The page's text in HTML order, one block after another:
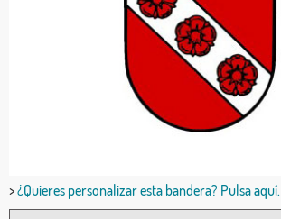
>¿Quieres personalizar esta bandera? Pulsa aquí.